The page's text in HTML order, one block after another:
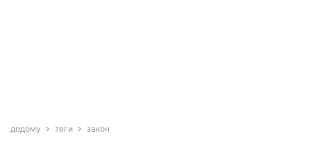
додому теги закон